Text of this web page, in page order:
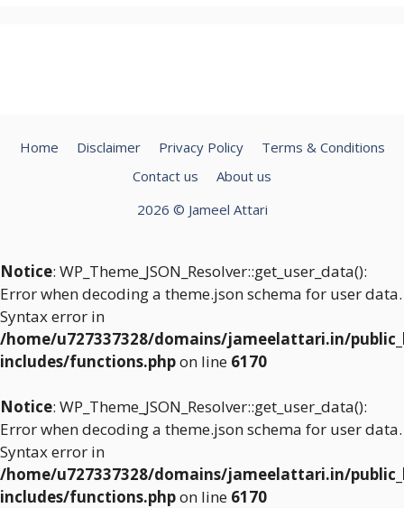
Home Disclaimer Privacy Policy
Terms & Conditions
Contact us
About us
2026 © Jameel Attari
Notice: WP_Theme_JSON_Resolver::get_user_data():
Error when decoding a theme.json schema for user data.
Syntax error in
/home/u727337328/domains/jameelattari.in/
includes/functions.phpon line 6170
Notice: WP_Theme_JSON_Resolver::get_user_data():
Error when decoding a theme.json schema for user data.
Syntax error in
/home/u727337328/domains/jameelattari.in/
includes/functions.phpon line 6170